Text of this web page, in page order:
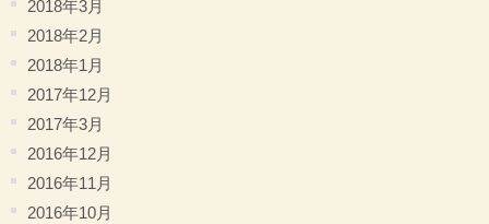
2018年3月
2018年2月
2018年1月
2017年12月
2017年3月
2016年12月
2016年11月
2016年10月